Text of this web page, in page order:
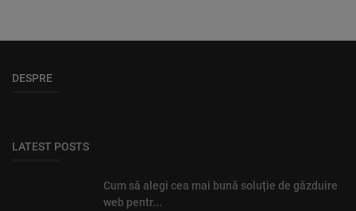
DESPRE
LATEST POSTS
Cum să alegi cea mai bună soluție de găzduire
web pentr...